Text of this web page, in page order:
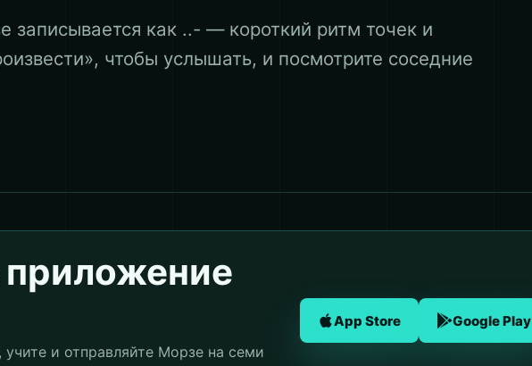
записывается как ..- — короткий ритм точек и
чтобы услышать, и посмотрите соседние
и отправляйте Морзе на семи
App Store Google Play